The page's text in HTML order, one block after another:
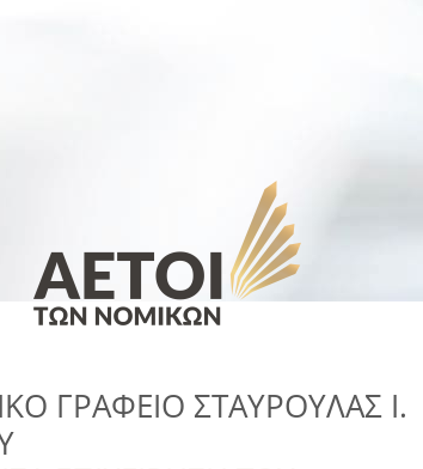
ΓΡΑΦΕΙΟ ΣΤΑΥΡΟΥΛΑΣ Ι.